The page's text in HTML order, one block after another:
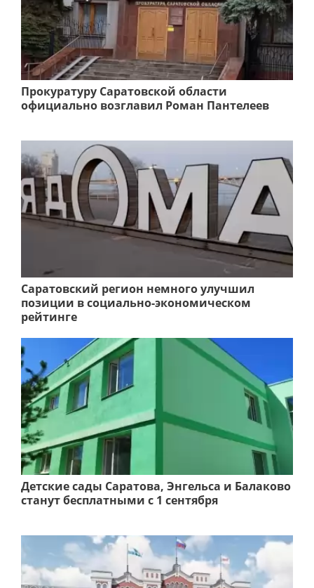
Прокуратуру Саратовской области
официально возглавил Роман Пантелеев
Саратовский регион немного улучшил
позиции в социально-экономическом
рейтинге
Детские сады Саратова, Энгельса и Балаково
станут бесплатными с 1 сентября